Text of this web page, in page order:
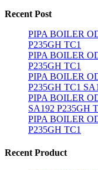
Recent Post
PIPA BOILER
P235GH TC1
PIPA BOILER
P235GH TC1
PIPA BOILER
P235GH TC1
PIPA BOILER
SA192 P235GH
PIPA BOILER
P235GH TC1
Recent Product